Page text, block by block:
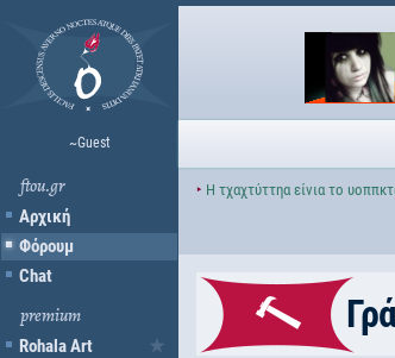
~Guest
ftou.gr
Αρχική
Φόρουμ
Chat
premium
Rohala Art
‣ Η τχαχτύττηα είνια το